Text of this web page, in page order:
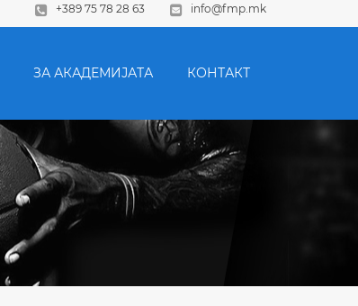
+389 75 78 28 63 info@fmp.mk
ЗА АКАДЕМИЈАТА КОНТАКТ